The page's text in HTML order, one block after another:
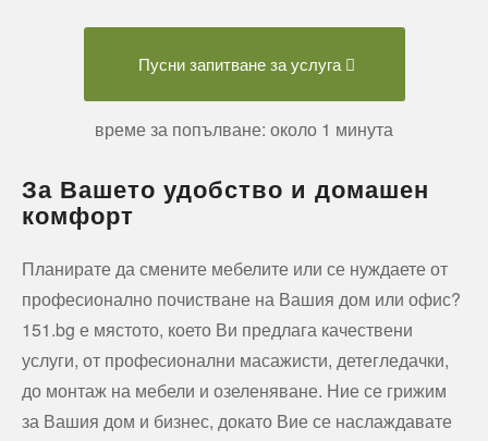
Пусни запитване за услуга
време за попълване: около 1 минута
За Вашето удобство и домашен
комфорт
Планирате да смените мебелите или се нуждаете от
професионално почистване на Вашия дом или офис?
151.bg е мястото, което Ви предлага качествени
услуги, от професионални масажисти, детегледачки,
до монтаж на мебели и озеленяване. Ние се грижим
за Вашия дом и бизнес, докато Вие се наслаждавате